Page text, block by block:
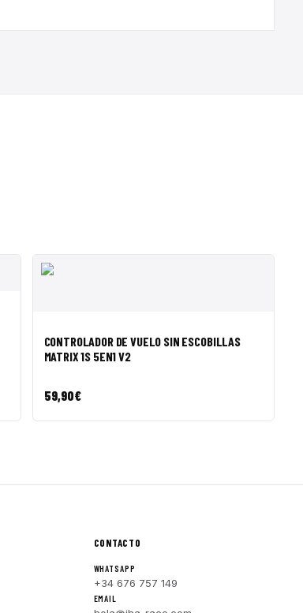
SALE ◇
CONTROLADOR DE VUELO SIN ESCOBILLAS
MATRIX 1S ​​5EN1 V2
59,90€
CONTACTO
WHATSAPP
+34 676 757 149
EMAIL